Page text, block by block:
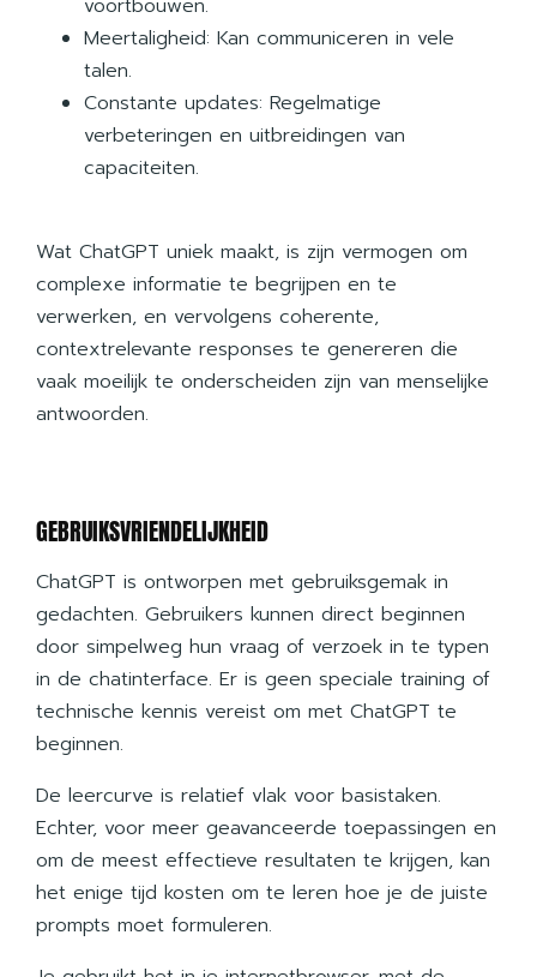
voortbouwen.
Meertaligheid: Kan communiceren in vele
talen.
Constante updates: Regelmatige
verbeteringen en uitbreidingen van
capaciteiten.
Wat ChatGPT uniek maakt, is zijn vermogen om
complexe informatie te begrijpen en te
verwerken, en vervolgens coherente,
contextrelevante responses te genereren die
vaak moeilijk te onderscheiden zijn van menselijke
antwoorden.
GEBRUIKSVRIENDELIJKHEID
ChatGPT is ontworpen met gebruiksgemak in
gedachten. Gebruikers kunnen direct beginnen
door simpelweg hun vraag of verzoek in te typen
in de chatinterface. Er is geen speciale training of
technische kennis vereist om met ChatGPT te
beginnen.
De leercurve is relatief vlak voor basistaken.
Echter, voor meer geavanceerde toepassingen en
om de meest effectieve resultaten te krijgen, kan
het enige tijd kosten om te leren hoe je de juiste
prompts moet formuleren.